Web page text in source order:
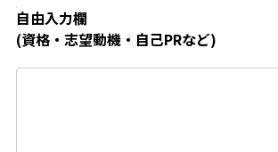
自由入力欄
(資格・志望動機・自己PRなど)